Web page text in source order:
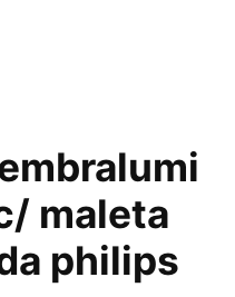
maleta
philips